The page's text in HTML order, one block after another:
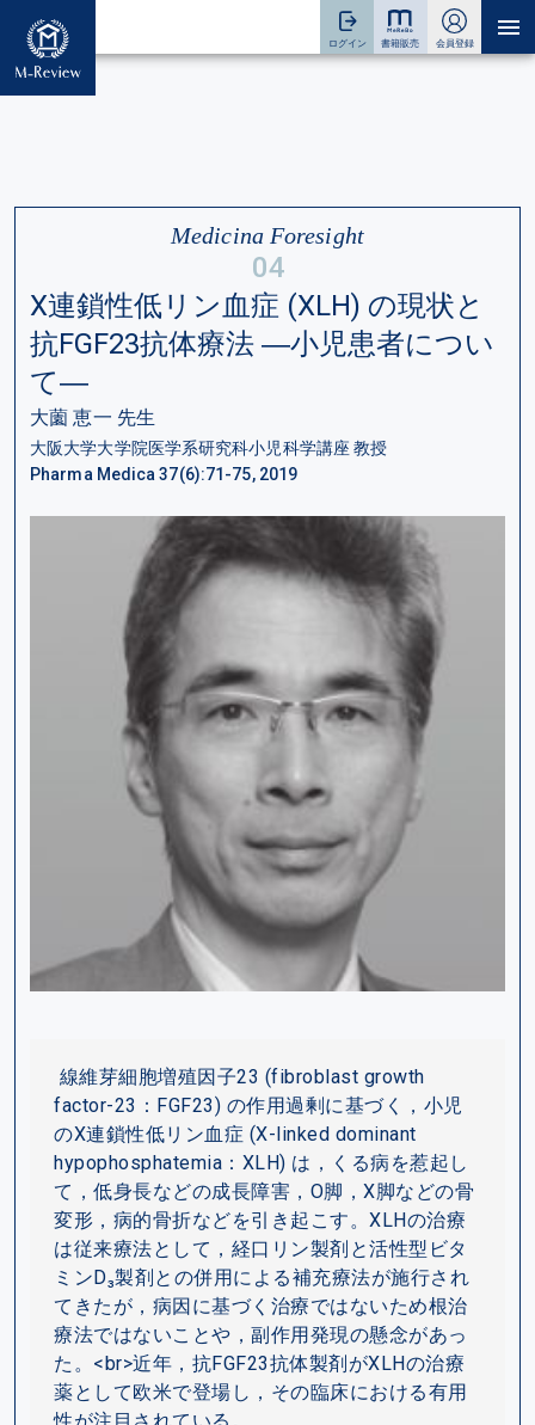
Medicina Foresight
04
X連鎖性低リン血症 (XLH) の現状と
抗FGF23抗体療法 ―小児患者につい
て―
大薗 恵一 先生
大阪大学大学院医学系研究科小児科学講座 教授
Pharma Medica 37(6):71-75, 2019
factor-23：FGF23) の作用過剰に基づく，小児
のX連鎖性低リン血症 (X-linked dominant
hypophosphatemia：XLH) は，くる病を惹起し
て，低身長などの成長障害，O脚，X脚などの骨
変形，病的骨折などを引き起こす。XLHの治療
は従来療法として，経口リン製剤と活性型ビタ
ミンD₃製剤との併用による補充療法が施行され
てきたが，病因に基づく治療ではないため根治
療法ではないことや，副作用発現の懸念があっ
た。<br>近年，抗FGF23抗体製剤がXLHの治療
薬として欧米で登場し，その臨床における有用